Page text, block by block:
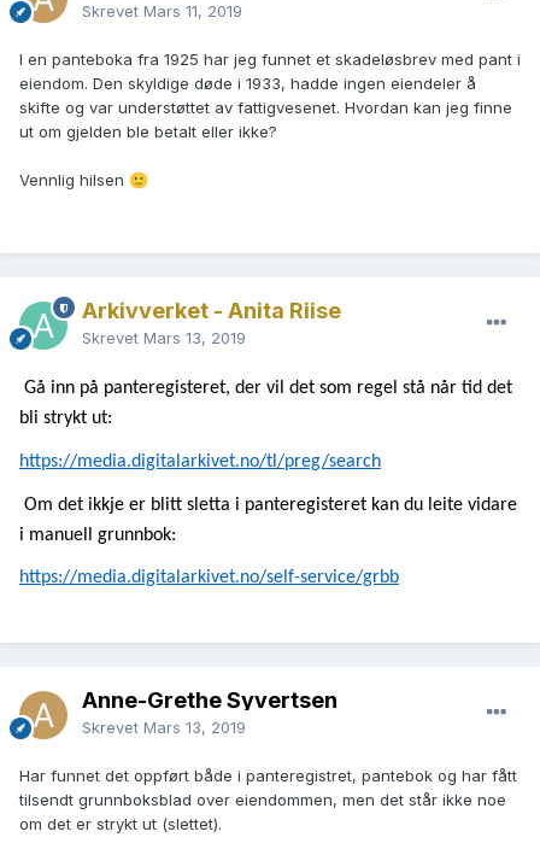
Skrevet Mars 11, 2019
I en panteboka fra 1925 har jeg funnet et skadeløsbrev med pant i
eiendom. Den skyldige døde i 1933, hadde ingen eiendeler å
skifte og var understøttet av fattigvesenet. Hvordan kan jeg finne
ut om gjelden ble betalt eller ikke?
Vennlig hilsen 🙂
Arkivverket - Anita Riise
Skrevet Mars 13, 2019
Gå inn på panteregisteret, der vil det som regel stå når tid det
bli strykt ut:
https://media.digitalarkivet.no/tl/preg/search
Om det ikkje er blitt sletta i panteregisteret kan du leite vidare
i manuell grunnbok:
https://media.digitalarkivet.no/self-service/grbb
Anne-Grethe Syvertsen
Skrevet Mars 13, 2019
Har funnet det oppført både i panteregistret, pantebok og har fått
tilsendt grunnboksblad over eiendommen, men det står ikke noe
om det er strykt ut (slettet).